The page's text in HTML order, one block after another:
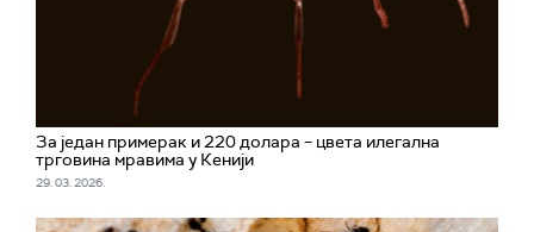
За један примерак и 220 долара – цвета илегална
трговина мравима у Кенији
29. 03. 2026.